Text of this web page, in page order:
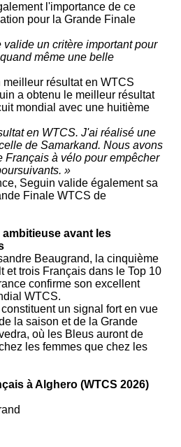
l'importance de ce
pour la Grande Finale
un critère important pour
même une belle
résultat en WTCS
a obtenu le meilleur résultat
mondial avec une huitième
en WTCS. J'ai réalisé une
de Samarkand. Nous avons
Français à vélo pour empêcher
»
Seguin valide également sa
Finale WTCS de
avant les
Beaugrand, la cinquième
et trois Français dans le Top 10
confirme son excellent
WTCS.
un signal fort en vue
la saison et de la Grande
où les Bleus auront de
les femmes que chez les
à Alghero (WTCS 2026)